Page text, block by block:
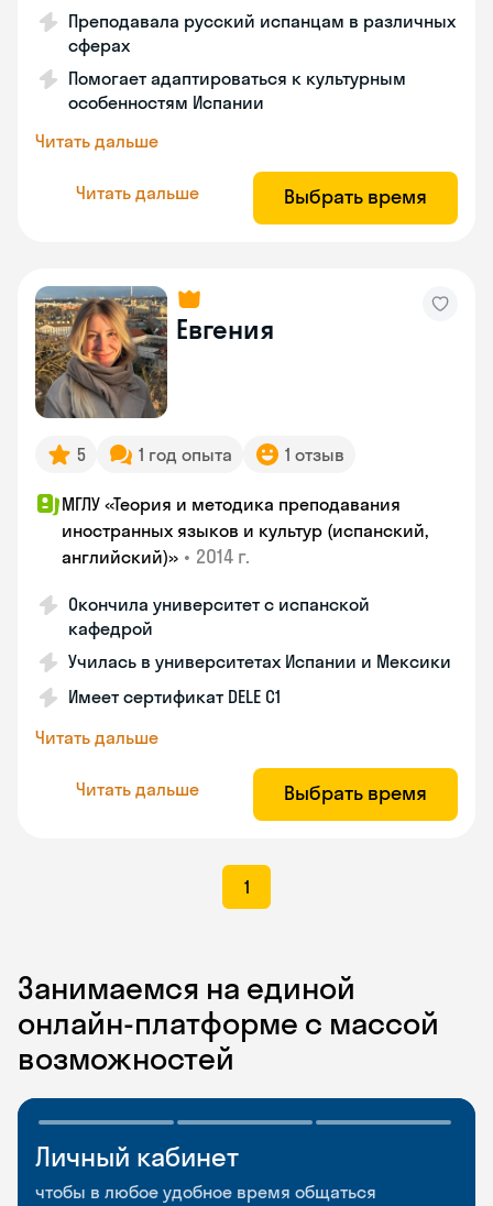
Преподавала русский испанцам в различных
сферах
Помогает адаптироваться к культурным
особенностям Испании
Читать дальше
Читать дальше Выбрать время
Евгения
5 1 год опыта 1 отзыв
МГЛУ «Теория и методика преподавания
иностранных языков и культур (испанский,
английский)» • 2014 г.
Окончила университет с испанской
кафедрой
Училась в университетах Испании и Мексики
Имеет сертификат DELE C1
Читать дальше
Читать дальше Выбрать время
1
Занимаемся на единой
онлайн-платформе с массой
возможностей
Личный кабинет
чтобы в любое удобное время общаться
Мобильное
приложение
Разговорные клубы
и Talks